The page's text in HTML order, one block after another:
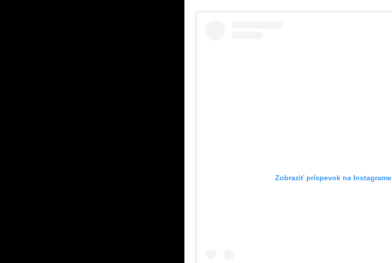
Zobraziť príspevok na Instagrame